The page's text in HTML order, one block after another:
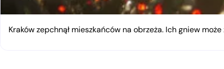
Kraków zepchnął mieszkańców na obrzeża. Ich gniew